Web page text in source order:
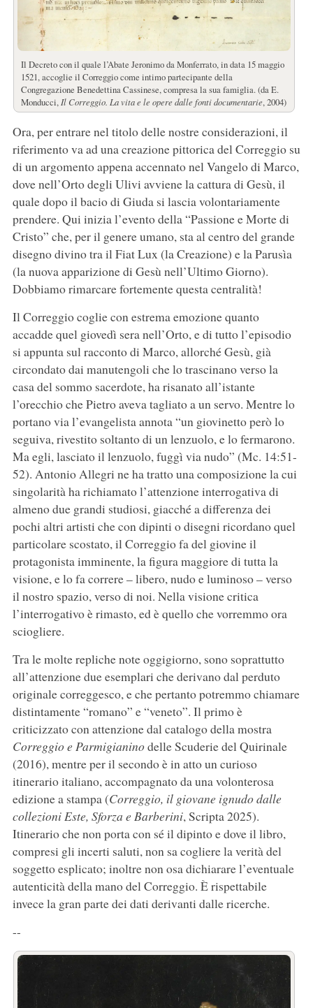
Il Decreto con il quale l’Abate Jeronimo da Monferrato, in data 15 maggio
1521, accoglie il Correggio come intimo partecipante della
Congregazione Benedettina Cassinese, compresa la sua famiglia. (da E.
Monducci, Il Correggio. La vita e le opere dalle fonti documentarie, 2004)
Ora, per entrare nel titolo delle nostre considerazioni, il
riferimento va ad una creazione pittorica del Correggio su
di un argomento appena accennato nel Vangelo di Marco,
dove nell’Orto degli Ulivi avviene la cattura di Gesù, il
quale dopo il bacio di Giuda si lascia volontariamente
prendere. Qui inizia l’evento della “Passione e Morte di
Cristo” che, per il genere umano, sta al centro del grande
disegno divino tra il Fiat Lux (la Creazione) e la Parusìa
(la nuova apparizione di Gesù nell’Ultimo Giorno).
Dobbiamo rimarcare fortemente questa centralità!
Il Correggio coglie con estrema emozione quanto
accadde quel giovedì sera nell’Orto, e di tutto l’episodio
si appunta sul racconto di Marco, allorché Gesù, già
circondato dai manutengoli che lo trascinano verso la
casa del sommo sacerdote, ha risanato all’istante
l’orecchio che Pietro aveva tagliato a un servo. Mentre lo
portano via l’evangelista annota “un giovinetto però lo
seguiva, rivestito soltanto di un lenzuolo, e lo fermarono.
Ma egli, lasciato il lenzuolo, fuggì via nudo” (Mc. 14:51-
52). Antonio Allegri ne ha tratto una composizione la cui
singolarità ha richiamato l’attenzione interrogativa di
almeno due grandi studiosi, giacché a differenza dei
pochi altri artisti che con dipinti o disegni ricordano quel
particolare scostato, il Correggio fa del giovine il
protagonista imminente, la figura maggiore di tutta la
visione, e lo fa correre – libero, nudo e luminoso – verso
il nostro spazio, verso di noi. Nella visione critica
l’interrogativo è rimasto, ed è quello che vorremmo ora
sciogliere.
Tra le molte repliche note oggigiorno, sono soprattutto
all’attenzione due esemplari che derivano dal perduto
originale correggesco, e che pertanto potremmo chiamare
distintamente “romano” e “veneto”. Il primo è
criticizzato con attenzione dal catalogo della mostra
Correggio e Parmigianinodelle Scuderie del Quirinale
(2016), mentre per il secondo è in atto un curioso
itinerario italiano, accompagnato da una volonterosa
edizione a stampa (Correggio, il giovane ignudo dalle
collezioni Este, Sforza e Barberini, Scripta 2025).
Itinerario che non porta con sé il dipinto e dove il libro,
compresi gli incerti saluti, non sa cogliere la verità del
soggetto esplicato; inoltre non osa dichiarare l’eventuale
autenticità della mano del Correggio. È rispettabile
invece la gran parte dei dati derivanti dalle ricerche.
--